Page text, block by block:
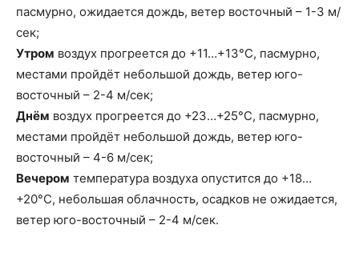
пасмурно, ожидается дождь, ветeр восточный – 1-3 м/
сек;
Утром воздух прогреется до +11…+13°C, пасмурно,
местами пройдёт небольшой дождь, ветeр юго-
восточный – 2-4 м/сек;
Днём воздух прогреется до +23…+25°C, пасмурно,
местами пройдёт небольшой дождь, ветeр юго-
восточный – 4-6 м/сек;
Вечером температура воздуха опустится до +18…
+20°C, небольшая облачность, осадков не ожидается,
ветeр юго-восточный – 2-4 м/сек.